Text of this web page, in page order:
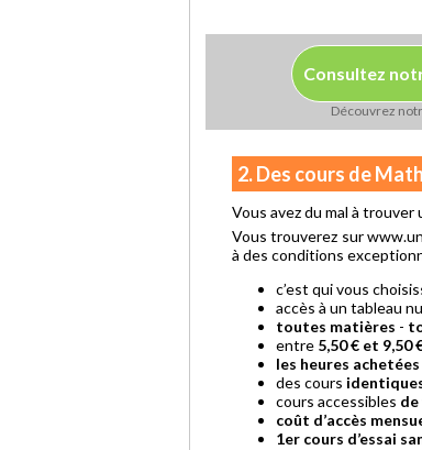
Consultez
Découvrez
2. Des cours de
Vous avez du mal à
Vous trouverez sur
à des conditions
c’est qui vous
accès à un tableau
toutes matières -
entre 5,50 € et 9,50
les heures
des cours
cours accessibles
coût d’accès
1er cours d’essai